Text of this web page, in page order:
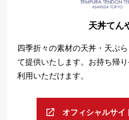
天丼てん
四季折々の素材の天丼・天ぷ
て提供いたします。お持ち帰
利用いただけます。
オフィシャルサイ